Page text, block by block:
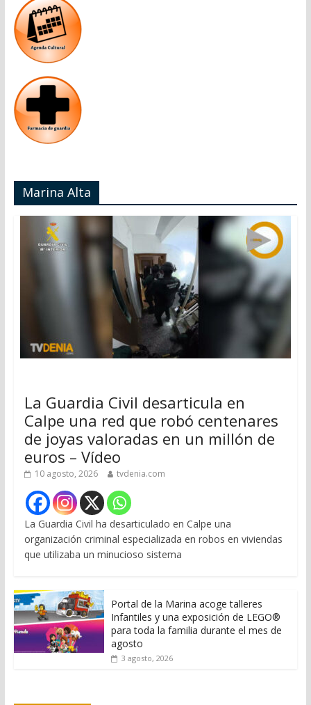
Marina Alta
La Guardia Civil desarticula en
Calpe una red que robó centenares
de joyas valoradas en un millón de
euros – Vídeo
10 agosto, 2026 tvdenia.com
La Guardia Civil ha desarticulado en Calpe una
organización criminal especializada en robos en viviendas
que utilizaba un minucioso sistema
Portal de la Marina acoge talleres
Infantiles y una exposición de LEGO®
para toda la familia durante el mes de
agosto
3 agosto, 2026